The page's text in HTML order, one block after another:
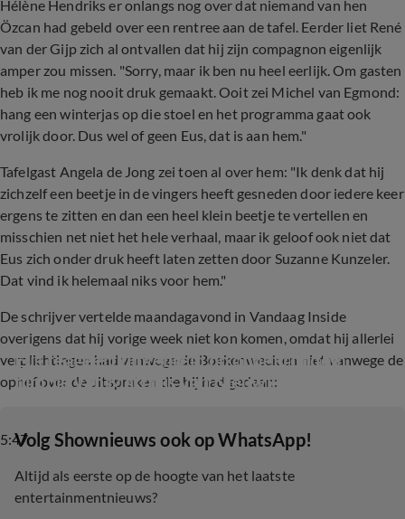
Hélène Hendriks er onlangs nog over dat niemand van hen
Özcan had gebeld over een rentree aan de tafel. Eerder liet René
van der Gijp zich al ontvallen dat hij zijn compagnon eigenlijk
amper zou missen. "Sorry, maar ik ben nu heel eerlijk. Om gasten
heb ik me nog nooit druk gemaakt. Ooit zei Michel van Egmond:
hang een winterjas op die stoel en het programma gaat ook
vrolijk door. Dus wel of geen Eus, dat is aan hem."
Tafelgast Angela de Jong zei toen al over hem: "Ik denk dat hij
zichzelf een beetje in de vingers heeft gesneden door iedere keer
ergens te zitten en dan een heel klein beetje te vertellen en
misschien net niet het hele verhaal, maar ik geloof ook niet dat
Eus zich onder druk heeft laten zetten door Suzanne Kunzeler.
Dat vind ik helemaal niks voor hem."
De schrijver vertelde maandagavond in Vandaag Inside
overigens dat hij vorige week niet kon komen, omdat hij allerlei
verplichtingen had vanwege de Boekenweek en niet vanwege de
ophef over de uitspraken die hij had gedaan:
5:47
Eus reageert uitgebreid op ophef rondom
filmpje van Matthijs van Nieuwkerk
‎Volg Shownieuws ook op WhatsApp!
Altijd als eerste op de hoogte van het laatste
entertainmentnieuws?